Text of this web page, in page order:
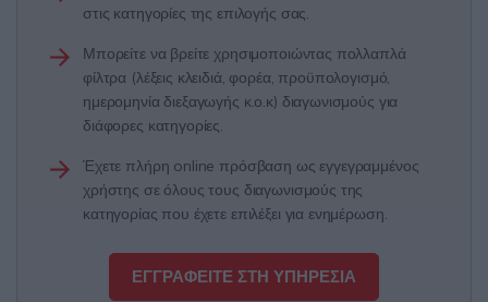
στις κατηγορίες της επιλογής σας.
Μπορείτε να βρείτε χρησιμοποιώντας πολλαπλά
φίλτρα (λέξεις κλειδιά, φορέα, προϋπολογισμό,
ημερομηνία διεξαγωγής κ.ο.κ) διαγωνισμούς για
διάφορες κατηγορίες.
Έχετε πλήρη online πρόσβαση ως εγγεγραμμένος
χρήστης σε όλους τους διαγωνισμούς της
κατηγορίας που έχετε επιλέξει για ενημέρωση.
ΕΓΓΡΑΦΕΙΤΕ ΣΤΗ ΥΠΗΡΕΣΙΑ